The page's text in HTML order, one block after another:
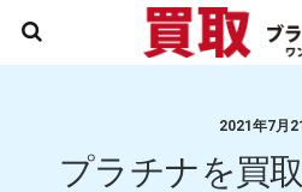
2021年7月
プラチナを買